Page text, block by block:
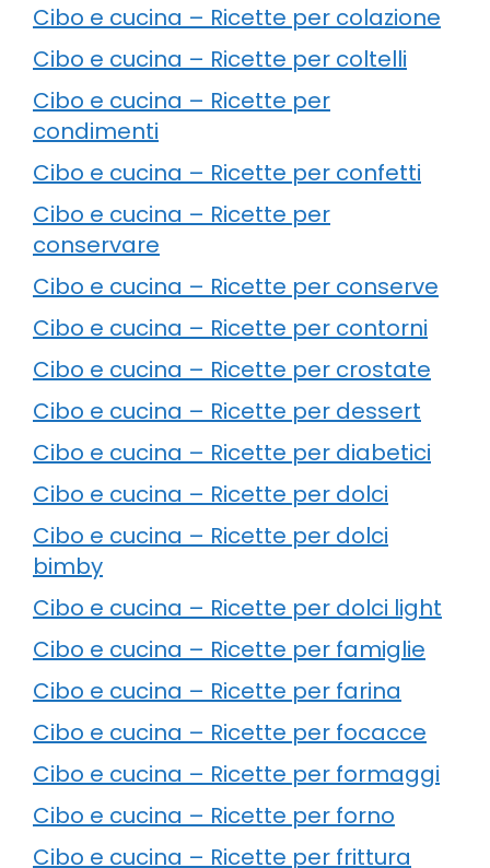
Cibo e cucina – Ricette per colazione
Cibo e cucina – Ricette per coltelli
Cibo e cucina – Ricette per
condimenti
Cibo e cucina – Ricette per confetti
Cibo e cucina – Ricette per
conservare
Cibo e cucina – Ricette per conserve
Cibo e cucina – Ricette per contorni
Cibo e cucina – Ricette per crostate
Cibo e cucina – Ricette per dessert
Cibo e cucina – Ricette per diabetici
Cibo e cucina – Ricette per dolci
Cibo e cucina – Ricette per dolci
bimby
Cibo e cucina – Ricette per dolci light
Cibo e cucina – Ricette per famiglie
Cibo e cucina – Ricette per farina
Cibo e cucina – Ricette per focacce
Cibo e cucina – Ricette per formaggi
Cibo e cucina – Ricette per forno
Cibo e cucina – Ricette per frittura